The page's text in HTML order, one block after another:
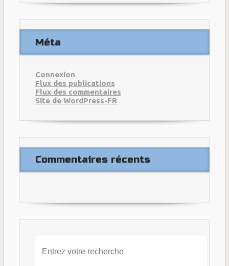
Méta
Connexion
Flux des publications
Flux des commentaires
Site de WordPress-FR
Commentaires récents